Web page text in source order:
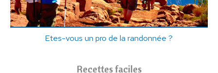
Etes-vous un pro de la randonnée ?
Recettes faciles